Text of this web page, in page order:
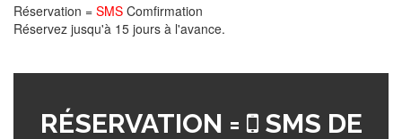
Réservation = SMS Comfirmation
Réservez jusqu'à 15 jours à l'avance.
RÉSERVATION =
SMS DE